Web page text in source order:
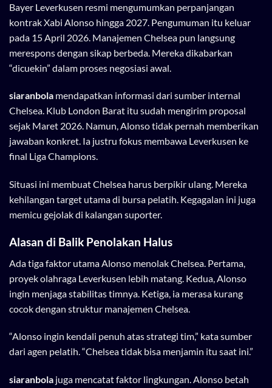
Bayer Leverkusen resmi mengumumkan perpanjangan
kontrak Xabi Alonso hingga 2027. Pengumuman itu keluar
pada 15 April 2026. Manajemen Chelsea pun langsung
merespons dengan sikap berbeda. Mereka dikabarkan
“dicuekin” dalam proses negosiasi awal.
siaranbola mendapatkan informasi dari sumber internal
Chelsea. Klub London Barat itu sudah mengirim proposal
sejak Maret 2026. Namun, Alonso tidak pernah memberikan
jawaban konkret. Ia justru fokus membawa Leverkusen ke
final Liga Champions.
Situasi ini membuat Chelsea harus berpikir ulang. Mereka
kehilangan target utama di bursa pelatih. Kegagalan ini juga
memicu gejolak di kalangan suporter.
Alasan di Balik Penolakan Halus
Ada tiga faktor utama Alonso menolak Chelsea. Pertama,
proyek olahraga Leverkusen lebih matang. Kedua, Alonso
ingin menjaga stabilitas timnya. Ketiga, ia merasa kurang
cocok dengan struktur manajemen Chelsea.
“Alonso ingin kendali penuh atas strategi tim,” kata sumber
dari agen pelatih. “Chelsea tidak bisa menjamin itu saat ini.”
siaranbola juga mencatat faktor lingkungan. Alonso betah